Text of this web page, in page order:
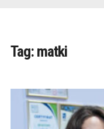
Tag: matki